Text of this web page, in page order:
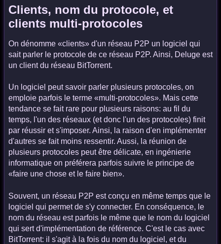
Clients, nom du protocole, et
clients multi-protocoles
On dénomme «clients» d'un réseau P2P un logiciel qui
sait parler le protocole de ce réseau P2P. Ainsi, Deluge est
un client du réseau BitTorrent.
Un logiciel peut savoir parler plusieurs protocoles, on
emploie parfois le terme «multi-protocoles». Mais cette
tendance se fait rare pour plusieurs raisons: au fil du
temps, l'un des réseaux (et donc l'un des protocoles) finit
par réussir et s'imposer. Ainsi, la raison d'en implémenter
d'autres se fait moins ressentir. Aussi, la réunion de
plusieurs protocoles peut être délicate, en ingénierie
informatique on préférera parfois suivre le principe de
«faire une chose et le faire bien».
Souvent, un réseau P2P est conçu en même temps que le
logiciel qui permet de s'y connecter. En conséquence, le
nom du réseau est parfois le même que le nom du logiciel
qui sert d'implémentation de référence. C'est le cas avec
BitTorrent: il s'agit à la fois du nom du logiciel, et du